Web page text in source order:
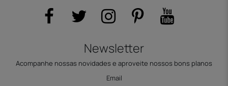
Newsletter
Acompanhe nossas novidades e aproveite nossos bons planos
Email